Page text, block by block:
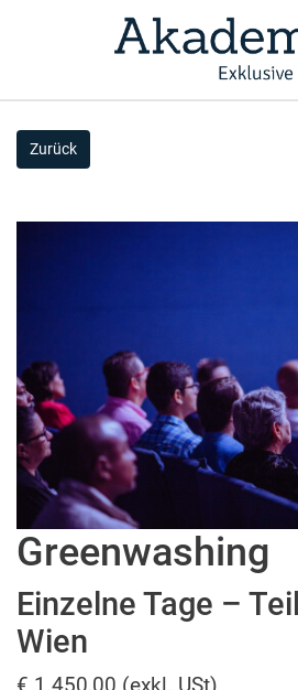
Zurück
Greenwashing
Einzelne Tage –
Wien
€ 1.450,00 (exkl. USt)